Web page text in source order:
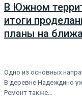
В Южном
итоги
планы на
Одно из основных
В деревне Надеждино
Ремонт также…